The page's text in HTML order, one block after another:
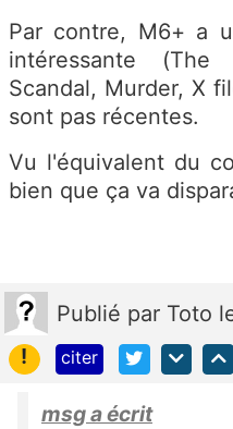
Par contre, M6+ a
intéressante
Scandal, Murder, X
sont pas récentes.
Vu l'équivalent du
bien que ça va
Publié par Toto
!
citer
msg a écrit